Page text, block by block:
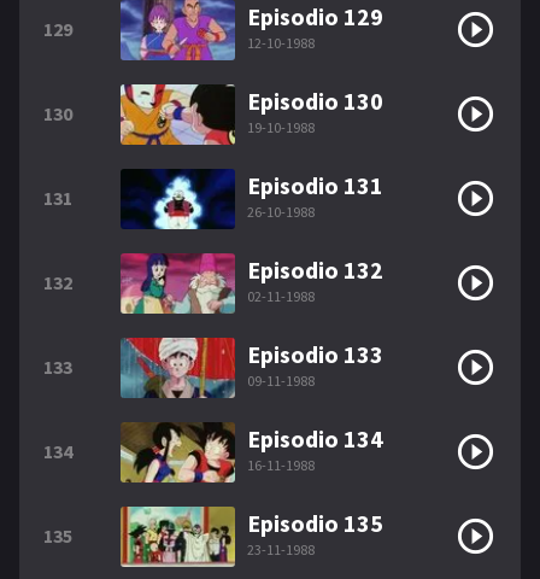
129 Episodio 129
12-10-1988
130 Episodio 130
19-10-1988
131 Episodio 131
26-10-1988
132 Episodio 132
02-11-1988
133 Episodio 133
09-11-1988
134 Episodio 134
16-11-1988
135 Episodio 135
23-11-1988